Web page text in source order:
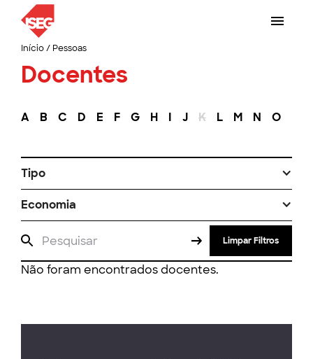
Início/ Pessoas
Docentes
A B C D E F G H I J K L M N O
Tipo
Economia
Limpar Filtros
Não foram encontrados docentes.